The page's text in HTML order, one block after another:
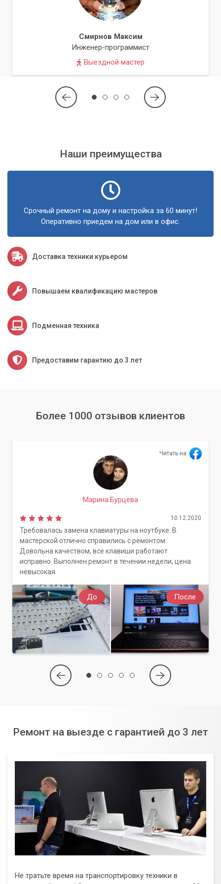
качестве наших услуг и предоставляем гарантию на
все выполненные работы и установленные
Оперативность:Мы ценим ваше время и стремимся
выполнить работы в максимально короткие сроки, без
ущерба для качества.
ценообразование и конкурентные цены на все виды
уже сегодня!»
Если ваш компьютер начинает замедляться, не
справляется с современными задачами или вы просто
хотите значительно повысить его производительность,
обращайтесь в сервисный центр «Компьютерный Мастер».
замену материнской платы и других ключевых
компонентов.
Смирнов Максим
Инженер-программист
Выездной мастер
Наши преимущества
Срочный ремонт на дому и настройка за 60 минут!
Оперативно приедем на дом или в офис.
Доставка техники курьером
Повышаем квалификацию мастеров
Подменная техника
Предоставим гарантию до 3 лет
Более 1000 отзывов клиентов
До После
Читать на
Марина Бурцева
10.12.2020
Требовалась замена клавиатуры на ноутбуке. В
мастерской отлично справились с ремонтом.
Довольна качеством, все клавиши работают
исправно. Выполнен ремонт в течении недели, цена
невысокая.
Ремонт на выезде с гарантией до 3 лет
Не тратьте время на транспортировку техники в